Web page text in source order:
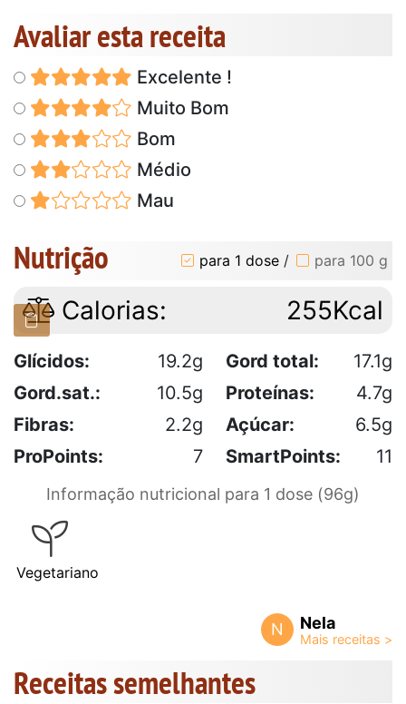
Avaliar esta receita
Excelente !
Muito Bom
Bom
Médio
Mau
Nutrição para 1 dose / para 100 g
Calorias: 255Kcal
Glícidos: 19.2g Gord total:
17.1g
Gord.sat.:
10.5g Proteínas:
4.7g
Fibras:
2.2g Açúcar:
6.5g
ProPoints:
7 SmartPoints: 11
Informação nutricional para 1 dose (96g)
Vegetariano
N Nela
Receitas semelhantes